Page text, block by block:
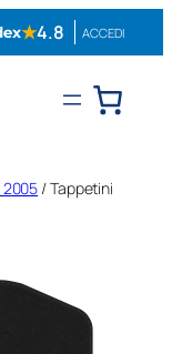
★4.8 ACCEDI
2005 / Tappetini